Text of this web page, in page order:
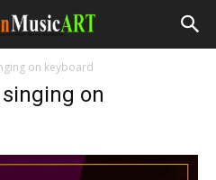
on keyboard
on